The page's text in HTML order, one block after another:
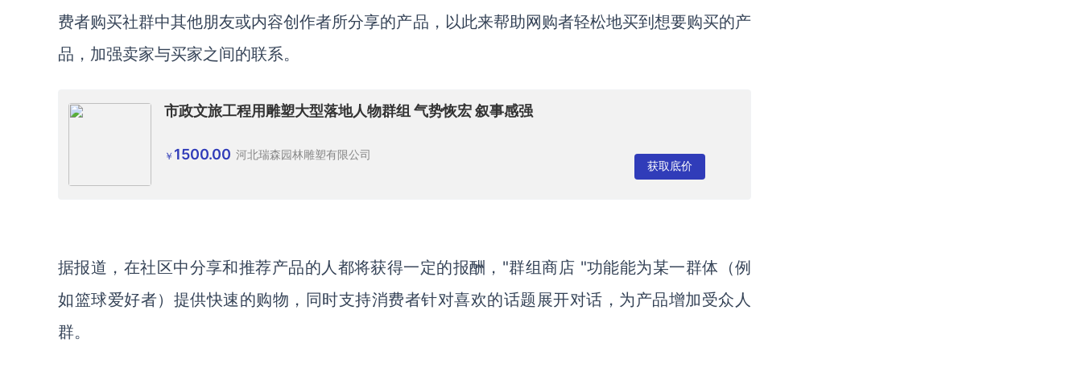
费者购买社群中其他朋友或内容创作者所分享的产品，以此来帮助网购者轻松地买到想要购买的产
品，加强卖家与买家之间的联系。
市政文旅工程用雕塑大型落地人物群组 气势恢宏 叙事感强
￥ 1500.00 河北瑞森园林雕塑有限公司
获取底价
据报道，在社区中分享和推荐产品的人都将获得一定的报酬，"群组商店 "功能能为某一群体（例
如篮球爱好者）提供快速的购物，同时支持消费者针对喜欢的话题展开对话，为产品增加受众人
群。